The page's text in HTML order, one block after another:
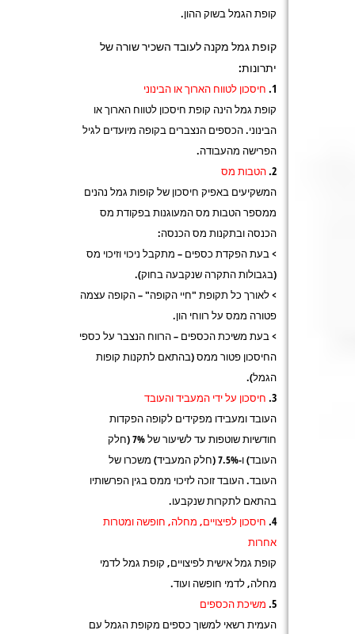
קופת הגמל בשוק ההון.
קופת גמל מקנה לעובד השכיר שורה של
יתרונות:
חיסכון לטווח הארוך או הבינוני
קופת גמל הינה קופת חיסכון לטווח הארוך או
הבינוני. הכספים הנצברים בקופה מיועדים לגיל
הפרישה מהעבודה.
הטבות מס
המשקיעים באפיק חיסכון של קופות גמל נהנים
ממספר הטבות מס המעוגנות בפקודת מס
הכנסה ובתקנות מס הכנסה:
> בעת הפקדת כספים – מתקבל ניכוי וזיכוי מס
(בגבולות התקרה שנקבעה בחוק).
> לאורך כל תקופת "חיי הקופה" – הקופה עצמה
פטורה ממס על רווחי הון.
> בעת משיכת הכספים – הרווח הנצבר על כספי
החיסכון פטור ממס (בהתאם לתקנות קופות
הגמל).
חיסכון על ידי המעביד והעובד
העובד ומעבידו מפקידים לקופה הפקדות
חודשיות שוטפות עד לשיעור של 7% (חלק
העובד) ו-7.5% (חלק המעביד) משכרו של
העובד. העובד זוכה לזיכוי ממס בגין הפרשותיו
בהתאם לתקרות שנקבעו.
חיסכון לפיצויים, מחלה, חופשה ומטרות
אחרות
קופת גמל אישית לפיצויים, קופת גמל לדמי
מחלה, לדמי חופשה ועוד.
משיכת הכספים
העמית רשאי למשוך כספים מקופת הגמל עם